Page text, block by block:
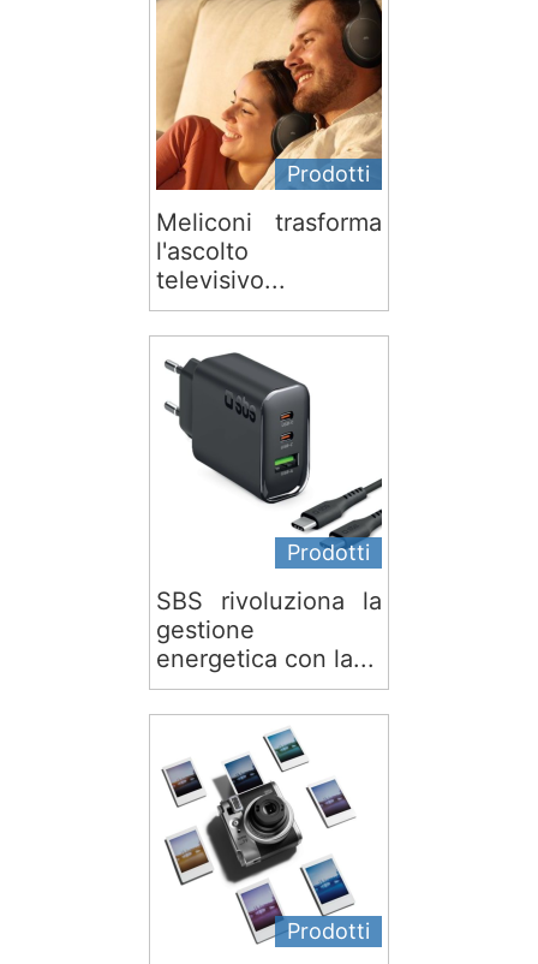
Prodotti
Meliconi trasforma
l'ascolto
televisivo...
Prodotti
SBS rivoluziona la
gestione
energetica con la...
Prodotti